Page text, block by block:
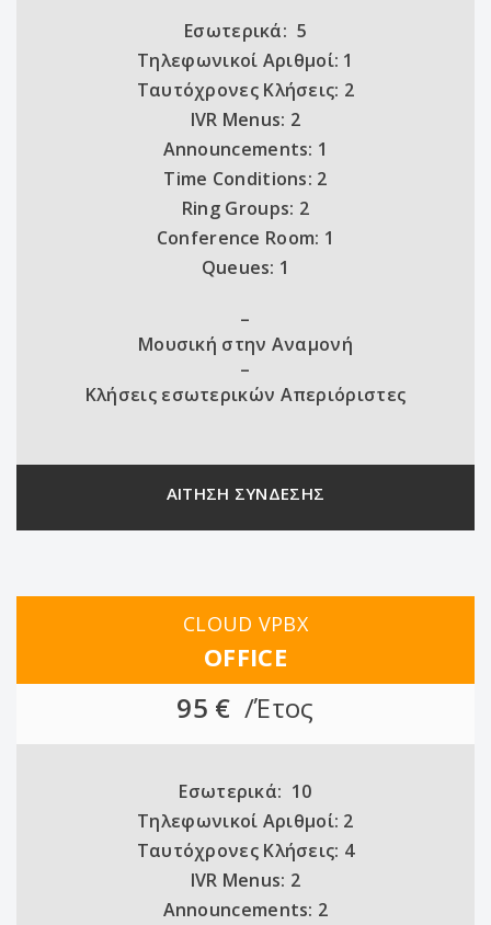
Εσωτερικά: 5
Τηλεφωνικοί Αριθμοί: 1
Ταυτόχρονες Κλήσεις: 2
IVR Menus: 2
Announcements: 1
Time Conditions: 2
Ring Groups: 2
Conference Room: 1
Queues: 1
–
Μουσική στην Αναμονή
–
Κλήσεις εσωτερικών Απεριόριστες
ΑΙΤΗΣΗ ΣΥΝΔΕΣΗΣ
CLOUD VPBX
OFFICE
95 €/Έτος
Εσωτερικά: 10
Τηλεφωνικοί Αριθμοί: 2
Ταυτόχρονες Κλήσεις: 4
IVR Menus: 2
Announcements: 2